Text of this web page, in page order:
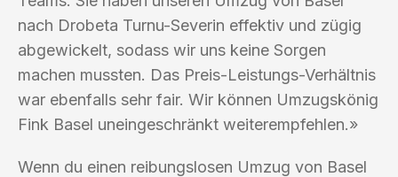
nach Drobeta Turnu-Severin effektiv und zügig
abgewickelt, sodass wir uns keine Sorgen
machen mussten. Das Preis-Leistungs-Verhältnis
war ebenfalls sehr fair. Wir können Umzugskönig
Fink Basel uneingeschränkt weiterempfehlen.»
Wenn du einen reibungslosen Umzug von Basel